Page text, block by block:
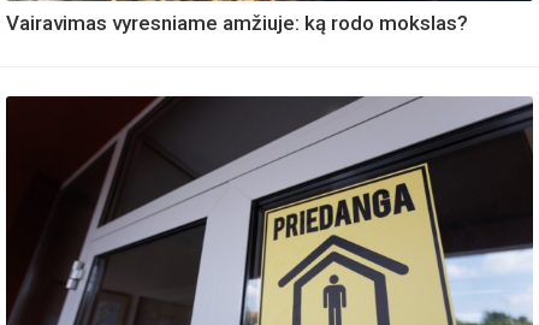
Vairavimas vyresniame amžiuje: ką rodo mokslas?